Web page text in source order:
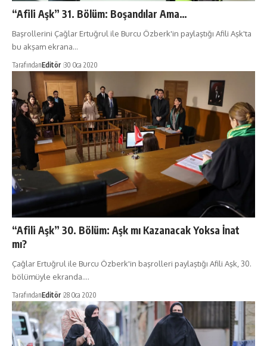
“Afili Aşk” 31. Bölüm: Boşandılar Ama…
Başrollerini Çağlar Ertuğrul ile Burcu Özberk'in paylaştığı Afili Aşk'ta
bu akşam ekrana…
TarafındanEditör 30 Oca 2020
“Afili Aşk” 30. Bölüm: Aşk mı Kazanacak Yoksa İnat
mı?
Çağlar Ertuğrul ile Burcu Özberk'in başrolleri paylaştığı Afili Aşk, 30.
bölümüyle ekranda.…
TarafındanEditör 28 Oca 2020